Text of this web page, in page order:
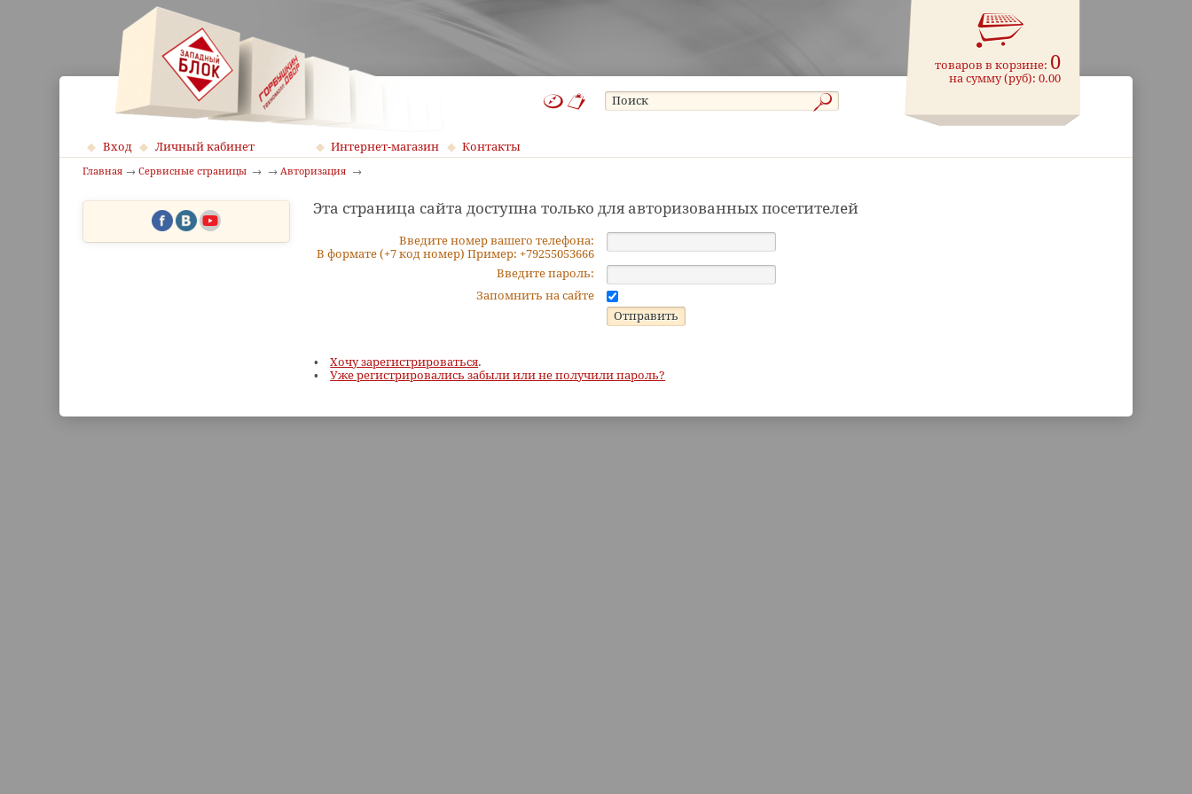
товаров в корзине: 0
на сумму (руб):0.00
Вход Личный кабинет Интернет-магазин Контакты
Главная Сервисные страницы Авторизация
Эта страница сайта доступна только для авторизованных посетителей
Введите номер вашего телефона:
В формате (+7 код номер) Пример: +79255053666
Введите пароль:
Запомнить на сайте
Хочу зарегистрироваться.
Уже регистрировались забыли или не получили пароль?